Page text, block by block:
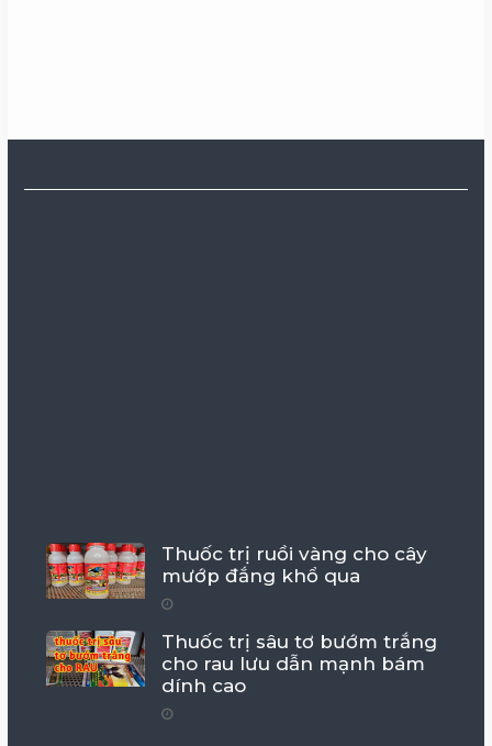
Thuốc trị ruồi vàng cho cây
mướp đắng khổ qua
Thuốc trị sâu tơ bướm trắng
cho rau lưu dẫn mạnh bám
dính cao